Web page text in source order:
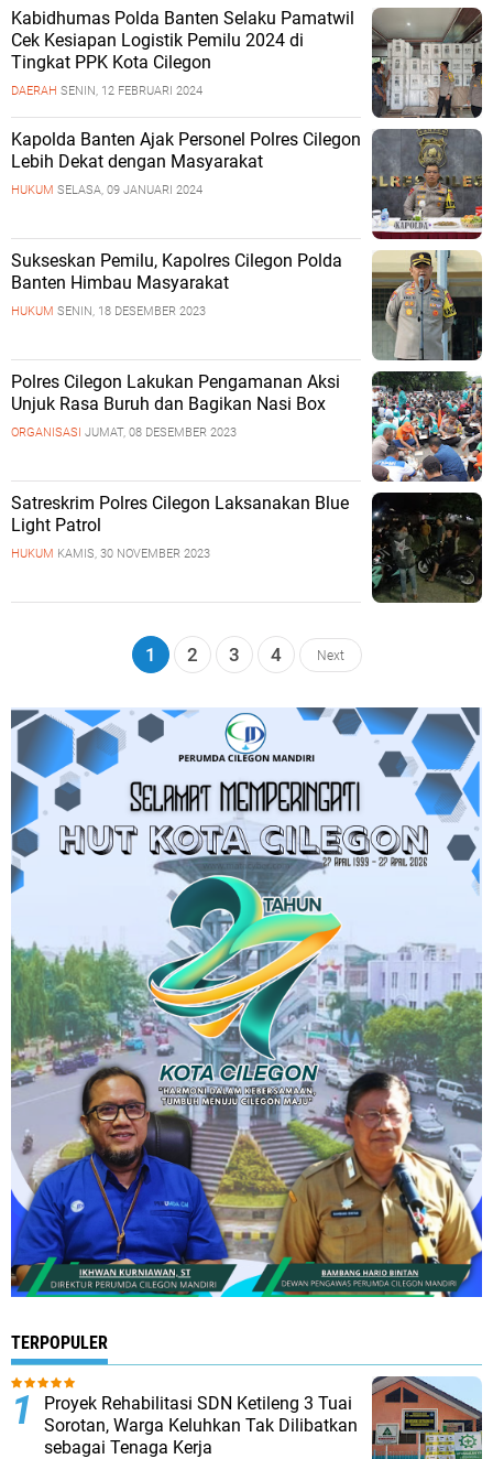
Kabidhumas Polda Banten Selaku Pamatwil
Cek Kesiapan Logistik Pemilu 2024 di
Tingkat PPK Kota Cilegon
DAERAH SENIN, 12 FEBRUARI 2024
Kapolda Banten Ajak Personel Polres Cilegon
Lebih Dekat dengan Masyarakat
HUKUM SELASA, 09 JANUARI 2024
Sukseskan Pemilu, Kapolres Cilegon Polda
Banten Himbau Masyarakat
HUKUM SENIN, 18 DESEMBER 2023
Polres Cilegon Lakukan Pengamanan Aksi
Unjuk Rasa Buruh dan Bagikan Nasi Box
ORGANISASI JUMAT, 08 DESEMBER 2023
Satreskrim Polres Cilegon Laksanakan Blue
Light Patrol
HUKUM KAMIS, 30 NOVEMBER 2023
1 2 3 4 Next
TERPOPULER
Proyek Rehabilitasi SDN Ketileng 3 Tuai
Sorotan, Warga Keluhkan Tak Dilibatkan
sebagai Tenaga Kerja